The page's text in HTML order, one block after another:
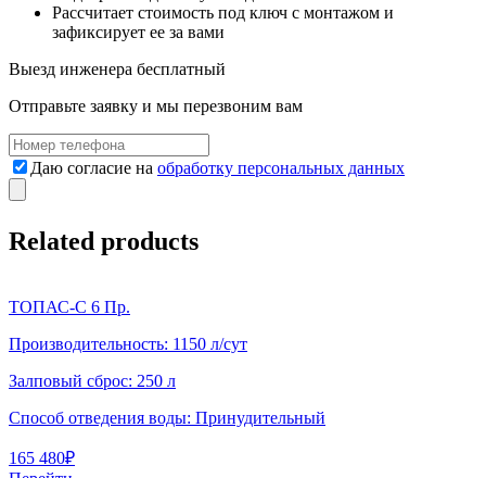
Рассчитает стоимость под ключ с монтажом и
зафиксирует ее за вами
Выезд инженера бесплатный
Отправьте заявку и мы перезвоним вам
Даю согласие на обработку персональных данных
Related products
ТОПАС-С 6 Пр.
Производительность: 1150 л/сут
Залповый сброс: 250 л
Способ отведения воды: Принудительный
165 480₽